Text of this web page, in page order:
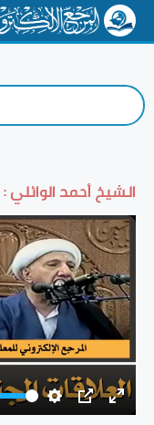
الشيخ أحمد الوائلي :
Settings
PIP Enter